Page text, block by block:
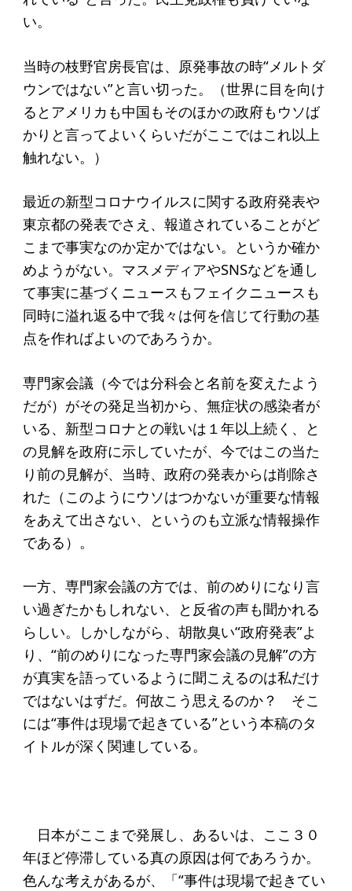
事業方針
募集要項
ソーシャルビジネスとは
丸和育志会の考える
ソーシャルビジネス
受賞者一覧
ソーシャルビジネス研究会
研究会のねらい
研究会一覧
ELPASO会
ELPASO会とは
入会案内
会員限定ページ
寄付のお願い
お手続き
寄付支援者
ニュース・コラム
ニュース
コラム
い。
当時の枝野官房長官は、原発事故の時“メルトダ
ウンではない”と言い切った。（世界に目を向け
るとアメリカも中国もそのほかの政府もウソば
かりと言ってよいくらいだがここではこれ以上
触れない。）
最近の新型コロナウイルスに関する政府発表や
東京都の発表でさえ、報道されていることがど
こまで事実なのか定かではない。というか確か
めようがない。マスメディアやSNSなどを通し
て事実に基づくニュースもフェイクニュースも
同時に溢れ返る中で我々は何を信じて行動の基
点を作ればよいのであろうか。
専門家会議（今では分科会と名前を変えたよう
だが）がその発足当初から、無症状の感染者が
いる、新型コロナとの戦いは１年以上続く、と
の見解を政府に示していたが、今ではこの当た
り前の見解が、当時、政府の発表からは削除さ
れた（このようにウソはつかないが重要な情報
をあえて出さない、というのも立派な情報操作
である）。
一方、専門家会議の方では、前のめりになり言
い過ぎたかもしれない、と反省の声も聞かれる
らしい。しかしながら、胡散臭い“政府発表”よ
り、“前のめりになった専門家会議の見解”の方
が真実を語っているように聞こえるのは私だけ
ではないはずだ。何故こう思えるのか？ そこ
には“事件は現場で起きている”という本稿のタ
イトルが深く関連している。
日本がここまで発展し、あるいは、ここ３０
年ほど停滞している真の原因は何であろうか。
色んな考えがあるが、「“事件は現場で起きてい